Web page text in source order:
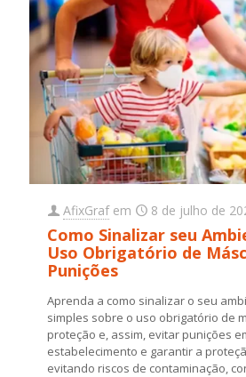
AfixGraf em 8 de julho de
Como Sinalizar seu
Uso Obrigatório de
Punições
Aprenda a como sinalizar o seu
simples sobre o uso obrigatório de
proteção e, assim, evitar punições
estabelecimento e garantir a
evitando riscos de contaminação,